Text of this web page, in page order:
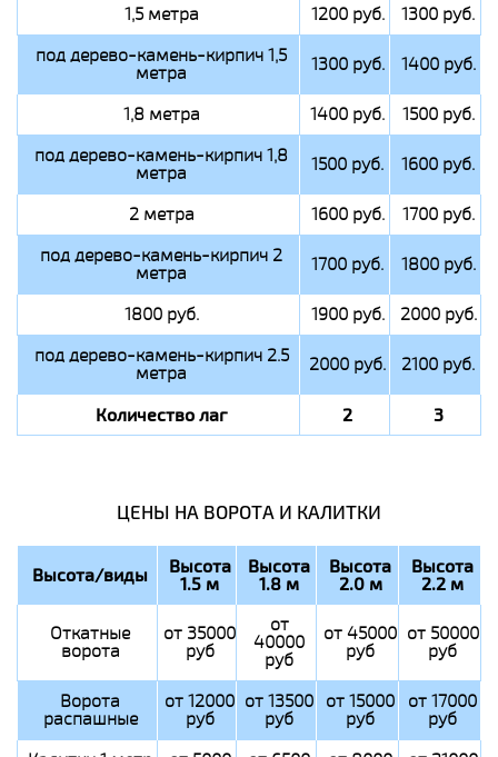
1,5 метра 1200 руб.
1300 руб.
под дерево-камень-кирпич 1,5
метра 1300 руб. 1400 руб.
1,8 метра 1400 руб.
1500 руб.
под дерево-камень-кирпич 1,8
метра 1500 руб. 1600 руб.
2 метра 1600 руб.
1700 руб.
под дерево-камень-кирпич 2
метра 1700 руб. 1800 руб.
1800 руб. 1900 руб.
2000 руб.
под дерево-камень-кирпич 2.5
метра 2000 руб. 2100 руб.
Количество лаг 2 3
ЦЕНЫ НА ВОРОТА И КАЛИТКИ
Высота/виды Высота
1.5 м
Высота
1.8 м
Высота
2.0 м
Высота
2.2 м
Откатные
ворота
от 35000
руб
от
40000
руб
от 45000
руб
от 50000
руб
Ворота
распашные
от 12000
руб
от 13500
руб
от 15000
руб
от 17000
руб